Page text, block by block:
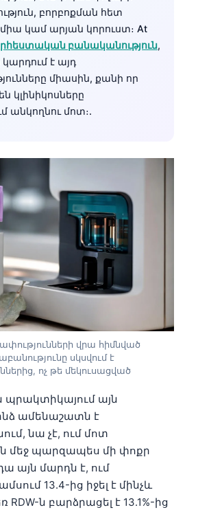
բորբոքման հետ
կամ արյան կորուստ։ At
բանականություն,
է այդ
միասին, քանի որ
կլինիկոսները
անկողնու մոտ։.
վրա հիմնված
սկսվում է
ոչ թե մեկուսացված
պրակտիկայում այն
ամենաշատն է
նա չէ, ում մոտ
մեջ պարզապես մի փոքր
այն մարդն է, ում
13.4-ից իջել է մինչև
RDW-ն բարձրացել է 13.1%-ից